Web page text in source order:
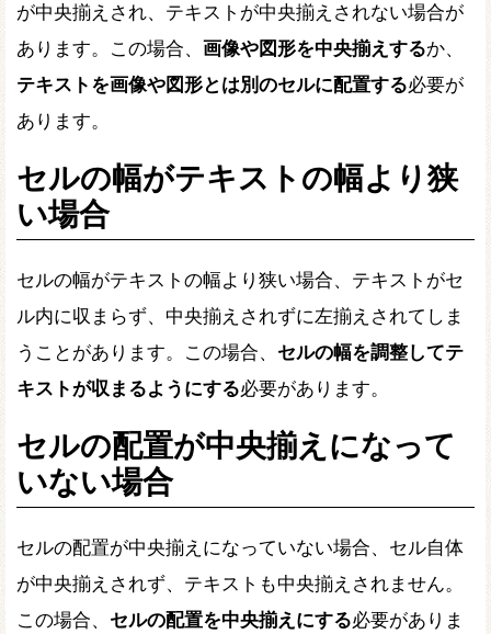
が中央揃えされ、テキストが中央揃えされない場合が
あります。この場合、 画像や図形を中央揃えするか、
テキストを画像や図形とは別のセルに配置する必要が
あります。
セルの幅がテキストの幅より狭
い場合
セルの幅がテキストの幅より狭い場合、テキストがセ
ル内に収まらず、中央揃えされずに左揃えされてしま
うことがあります。この場合、 セルの幅を調整してテ
キストが収まるようにする必要があります。
セルの配置が中央揃えになって
いない場合
セルの配置が中央揃えになっていない場合、セル自体
が中央揃えされず、テキストも中央揃えされません。
この場合、 セルの配置を中央揃えにする必要がありま